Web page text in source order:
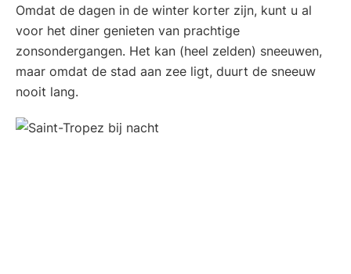
Omdat de dagen in de winter korter zijn, kunt u al
voor het diner genieten van prachtige
zonsondergangen. Het kan (heel zelden) sneeuwen,
maar omdat de stad aan zee ligt, duurt de sneeuw
nooit lang.